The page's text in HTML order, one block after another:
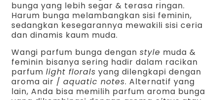
bunga yang lebih segar & terasa ringan.
Harum bunga melambangkan sisi feminin,
sedangkan kesegarannya mewakili sisi ceria
dan dinamis kaum muda.
Wangi parfum bunga denganstyle muda &
feminin bisanya sering hadir dalam racikan
parfumlight florals yang dilengkapi dengan
aroma air /aquatic notes. Alternatif yang
lain, Anda bisa memilih parfum aroma bunga